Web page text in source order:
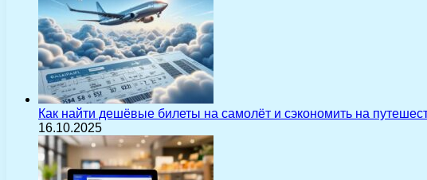
Как найти дешёвые билеты на самолёт и сэкономить на
16.10.2025